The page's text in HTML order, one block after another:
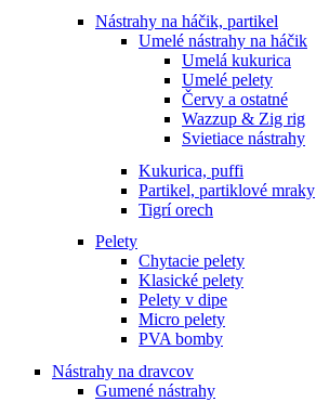
Nástrahy na háčik, partikel
Umelé nástrahy na háčik
Umelá kukurica
Umelé pelety
Červy a ostatné
Wazzup & Zig rig
Svietiace nástrahy
Kukurica, puffi
Partikel, partiklové mraky
Tigrí orech
Pelety
Chytacie pelety
Klasické pelety
Pelety v dipe
Micro pelety
PVA bomby
Nástrahy na dravcov
Gumené nástrahy